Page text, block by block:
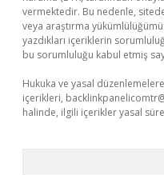
vermektedir. Bu nedenle,
veya araştırma
yazdıkları içeriklerin
bu sorumluluğu kabul etmiş
Hukuka ve yasal
içerikleri,
halinde, ilgili içerikler yasal